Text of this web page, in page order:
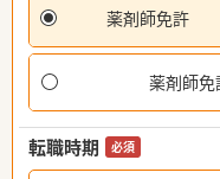
薬剤師免許
薬剤師免
転職時期 必須